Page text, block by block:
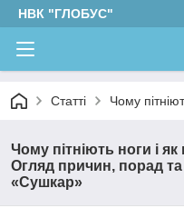
НВК "ГЛОБУС"
Статті Чому
Чому пітніють ноги і
Огляд причин, порад
«Сушкар»